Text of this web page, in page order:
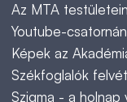
Az MTA
Youtube-
Képek az
Székfoglalók
Szigma - a holnap